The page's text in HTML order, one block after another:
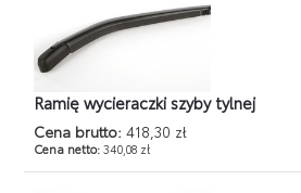
Ramię wycieraczki szyby tylnej
Cena brutto: 418,30 zł
Cena netto:340,08 zł